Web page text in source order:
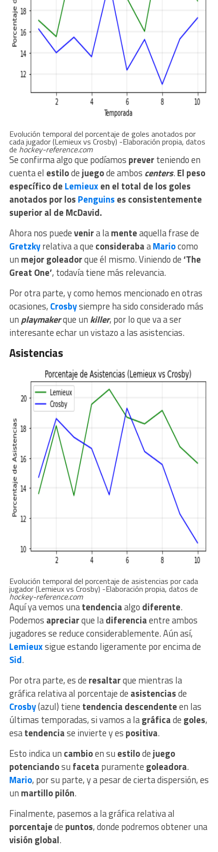
Evolución temporal del porcentaje de goles anotados por
cada jugador (Lemieux vs Crosby) -Elaboración propia, datos
de hockey-reference.com
Se confirma algo que podíamos preverteniendo en
cuenta el estilodejuegode ambos centers.El peso
específico de Lemieuxen el total de los goles
anotados por los Penguins es consistentemente
superior al de McDavid.
Ahora nos puedevenira lamenteaquella frase de
Gretzkyrelativa a que considerabaaMariocomo
un mejor goleadorque él mismo. Viniendo de‘The
Great One’, todavía tiene más relevancia.
Por otra parte, y como hemos mencionado en otras
ocasiones, Crosbysiempre ha sido considerado más
un playmakerque un killer, por lo que va a ser
interesante echar un vistazo a las asistencias.
Asistencias
Evolución temporal del porcentaje de asistencias por cada
jugador (Lemieux vs Crosby) -Elaboración propia, datos de
hockey-reference.com
Aquí ya vemos unatendenciaalgo diferente.
Podemos apreciarque ladiferenciaentre ambos
jugadores se reduce considerablemente. Aún así,
Lemieuxsigue estando ligeramente por encima de
Sid.
Por otra parte, es de resaltarque mientras la
gráfica relativa al porcentaje de asistenciasde
Crosby(azul) tiene tendencia descendenteen las
últimas temporadas, si vamos a lagráficade goles,
esatendenciase invierte y es positiva.
Esto indica un cambioen su estilodejuego
potenciandosu faceta puramente goleadora.
Mario, por su parte, y a pesar de cierta dispersión, es
un martillo pilón.
Finalmente, pasemos a la gráfica relativa al
porcentajede puntos, donde podremos obtener una
visión global.